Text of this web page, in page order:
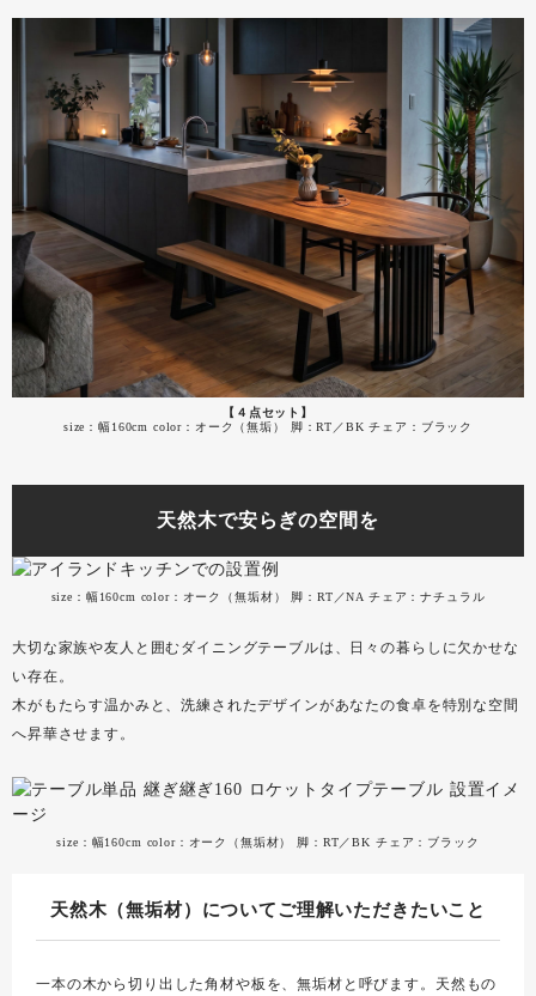
【４点セット】
size：幅160cm color：オーク（無垢） 脚：RT／BK チェア：ブラック
天然木で安らぎの空間を
size：幅160cm color：オーク（無垢材） 脚：RT／NA チェア：ナチュラル
大切な家族や友人と囲むダイニングテーブルは、日々の暮らしに欠かせな
い存在。
木がもたらす温かみと、洗練されたデザインがあなたの食卓を特別な空間
へ昇華させます。
size：幅160cm color：オーク（無垢材） 脚：RT／BK チェア：ブラック
天然木（無垢材）についてご理解いただきたいこと
一本の木から切り出した角材や板を、無垢材と呼びます。天然もの